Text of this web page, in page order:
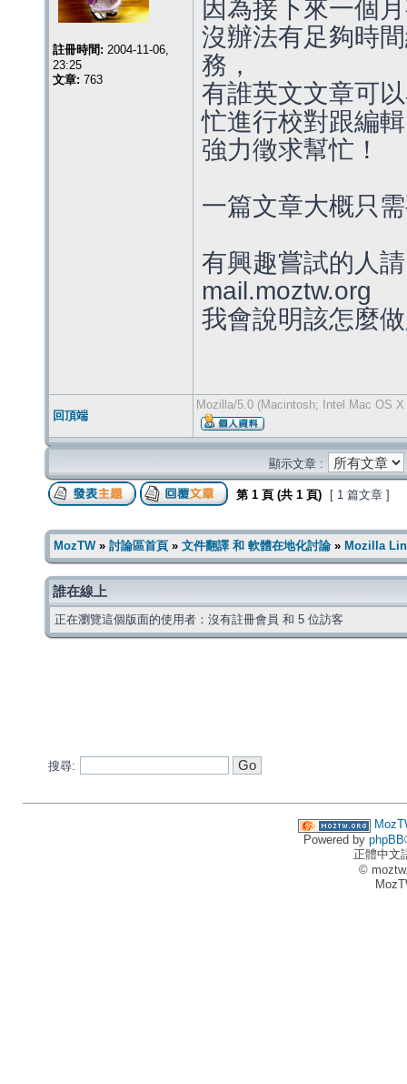
註冊時間: 2004-11-06,
23:25
文章: 763
因為接下來一個
沒辦法有足夠時
務，
有誰英文文章可
忙進行校對跟編
強力徵求幫忙！
一篇文章大概只
有興趣嘗試的人
mail.moztw.org
我會說明該怎麼
回頂端
Mozilla/5.0 (Macintosh; Intel Mac OS
顯示文章 :
第 1 頁 (共 1 頁) [ 1 篇文章 ]
MozTW» 討論區首頁 » 文件翻譯 和 軟體在地化討論 » Mozilla
誰在線上
正在瀏覽這個版面的使用者：沒有註冊會員 和 5 位訪客
搜尋:
Powered by phpBB
正體中文
©